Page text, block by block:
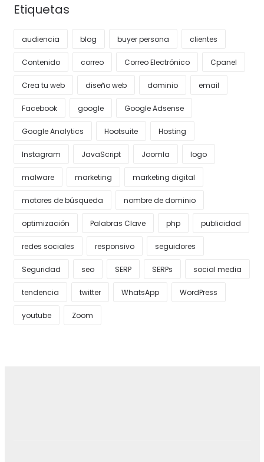
Etiquetas
audiencia blog buyer persona clientes
Contenido correo Correo Electrónico Cpanel
Crea tu web diseño web dominio email
Facebook google Google Adsense
Google Analytics Hootsuite Hosting
Instagram JavaScript Joomla logo
malware marketing marketing digital
motores de búsqueda nombre de dominio
optimización Palabras Clave php publicidad
redes sociales responsivo seguidores
Seguridad seo SERP SERPs social media
tendencia twitter WhatsApp WordPress
youtube Zoom